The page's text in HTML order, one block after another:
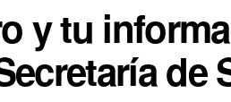
y tu
de